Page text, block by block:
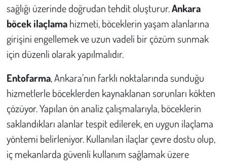
sağlığı üzerinde doğrudan tehdit oluşturur.Ankara
böcek ilaçlamahizmeti, böceklerin yaşam alanlarına
girişini engellemek ve uzun vadeli bir çözüm sunmak
için düzenli olarak yapılmalıdır.
Entofarma, Ankara’nın farklı noktalarında sunduğu
hizmetlerle böceklerden kaynaklanan sorunları kökten
çözüyor. Yapılan ön analiz çalışmalarıyla, böceklerin
saklandıkları alanlar tespit edilerek, en uygun ilaçlama
yöntemi belirleniyor. Kullanılan ilaçlar çevre dostu olup,
iç mekanlarda güvenli kullanım sağlamak üzere